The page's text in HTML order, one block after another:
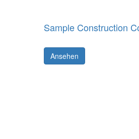
Sample Construction
Ansehen